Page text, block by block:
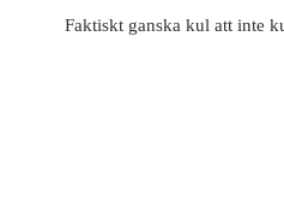
Faktiskt ganska kul att inte